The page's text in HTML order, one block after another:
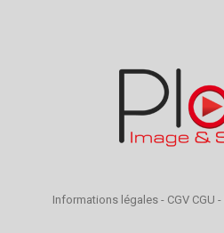
Informations légales- CGV CGU -